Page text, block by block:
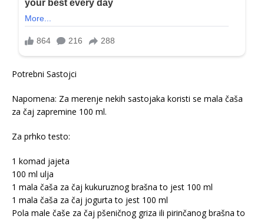
Potrebni Sastojci
Napomena: Za merenje nekih sastojaka koristi se mala čaša
za čaj zapremine 100 ml.
Za prhko testo:
1 komad jajeta
100 ml ulja
1 mala čaša za čaj kukuruznog brašna to jest 100 ml
1 mala čaša za čaj jogurta to jest 100 ml
Pola male čaše za čaj pšeničnog griza ili pirinčanog brašna to